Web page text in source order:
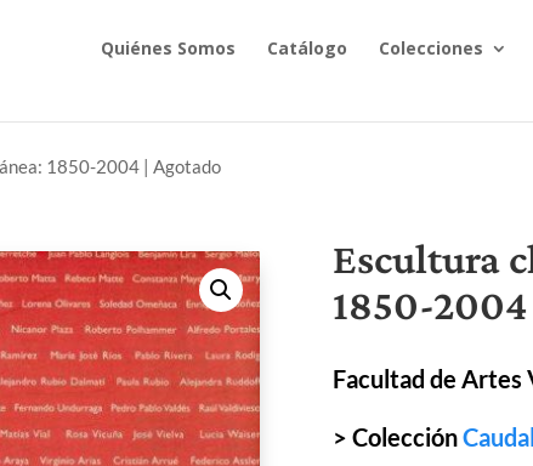
Quiénes Somos Catálogo Colecciones
1850-2004 | Agotado
Escultura
1850-
Facultad de Artes
> ColecciónCaudal